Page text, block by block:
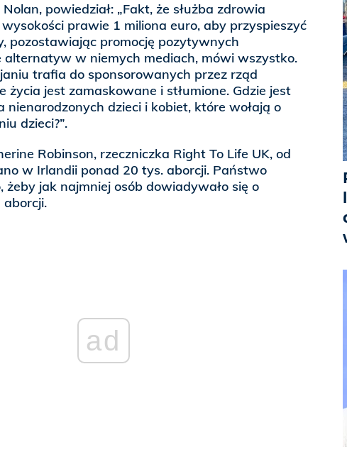
powiedział: „Fakt, że służba zdrowia
prawie 1 miliona euro, aby przyspieszyć
pozostawiając promocję pozytywnych
alternatyw w niemych mediach, mówi wszystko.
trafia do sponsorowanych przez rząd
życia jest zamaskowane i stłumione. Gdzie jest
nienarodzonych dzieci i kobiet, które wołają o
dzieci?”.
Robinson, rzeczniczka Right To Life UK, od
w Irlandii ponad 20 tys. aborcji. Państwo
żeby jak najmniej osób dowiadywało się o
ad